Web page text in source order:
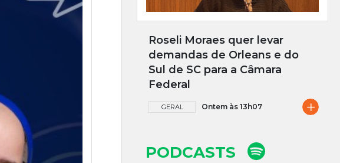
Roseli Moraes quer levar
demandas de Orleans e do
Sul de SC para a Câmara
Federal
GERAL Ontem às 13h07 +
PODCASTS